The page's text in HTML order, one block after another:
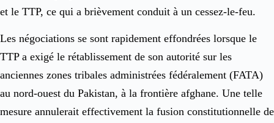
et le TTP, ce qui a brièvement conduit à un cessez-le-feu.
Les négociations se sont rapidement effondrées lorsque le
TTP a exigé le rétablissement de son autorité sur les
anciennes zones tribales administrées fédéralement (FATA)
au nord-ouest du Pakistan, à la frontière afghane. Une telle
mesure annulerait effectivement la fusion constitutionnelle de